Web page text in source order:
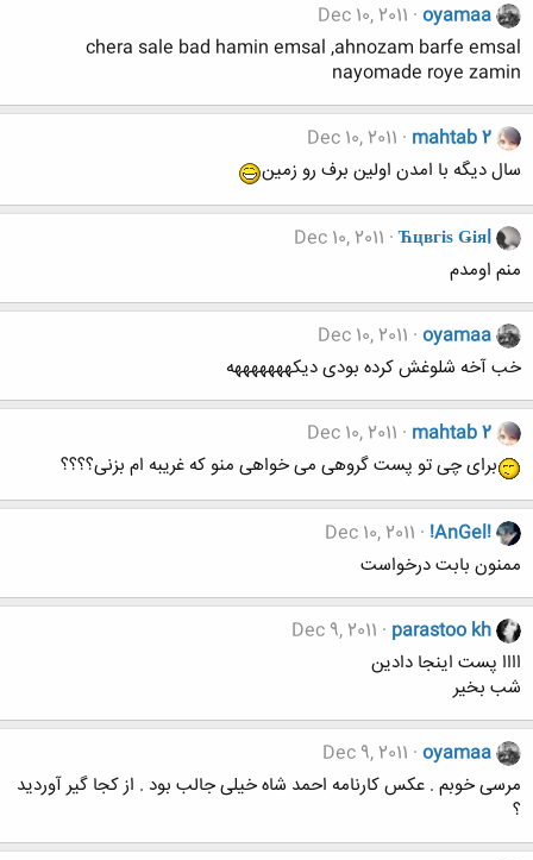
oyamaa
Dec 10, 2011
chera sale bad hamin emsal ,ahnozam barfe emsal
nayomade roye zamin
mahtab 2
Dec 10, 2011
سال دیگه با امدن اولین برف رو زمین
Ћцвгіѕ Ǥіяl
Dec 10, 2011
منم اومدم
oyamaa
Dec 10, 2011
خب آخه شلوغش کرده بودی دیکهههههههه
mahtab 2
Dec 10, 2011
برای چی تو پست گروهی می خواهی منو که غریبه ام بزنی؟؟؟؟
!AnGel!
Dec 10, 2011
ممنون بابت درخواست
parastoo kh
Dec 9, 2011
اااا پست اینجا دادین
شب بخیر
oyamaa
Dec 9, 2011
مرسی خوبم . عکس کارنامه احمد شاه خیلی جالب بود . از کجا گیر آوردید
؟